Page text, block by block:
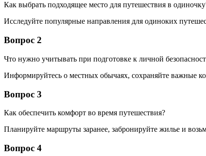
Как выбрать подходящее место для путешествия в
Исследуйте популярные направления для одиноких
Вопрос 2
Что нужно учитывать при подготовке к личной
Информируйтесь о местных обычаях, сохраняйте важные
Вопрос 3
Как обеспечить комфорт во время путешествия?
Планируйте маршруты заранее, забронируйте жилье и
Вопрос 4